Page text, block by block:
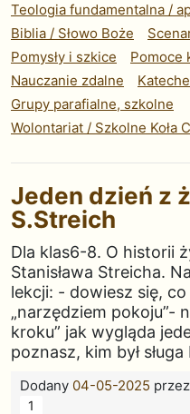
Teologia fundamentalna /
Biblia / Słowo Boże
Pomysły i szkice
Pomoce
Nauczanie zdalne
Grupy parafialne, szkolne
Wolontariat / Szkolne Koła
Jeden dzień z
S.Streich
Dla klas6-8. O historii
Stanisława Streicha.
lekcji: - dowiesz się,
„narzędziem pokoju”-
kroku” jak wygląda
poznasz, kim był
Dodany 04-05-2025
1